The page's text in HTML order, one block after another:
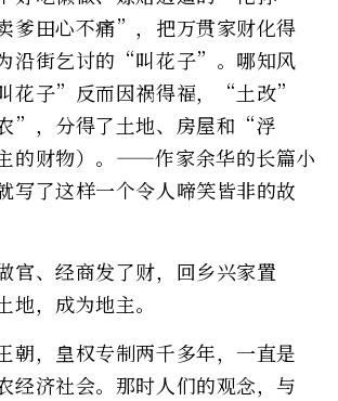
田心不痛”，把万贯家财化得
沿街乞讨的“叫花子”。哪知风
花子”反而因祸得福，“土改”
”，分得了土地、房屋和“浮
的财物）。——作家余华的长篇小
写了这样一个令人啼笑皆非的故
官、经商发了财，回乡兴家置
地，成为地主。
朝，皇权专制两千多年，一直是
经济社会。那时人们的观念，与